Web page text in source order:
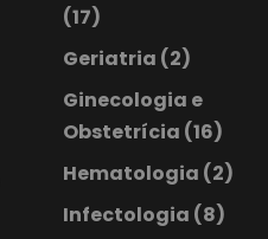
(17)
Geriatria (2)
Ginecologia e
Obstetrícia (16)
Hematologia (2)
Infectologia (8)